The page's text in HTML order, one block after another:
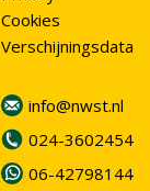
Cookies
Verschijningsdata
info@nwst.nl
024-3602454
06-42798144